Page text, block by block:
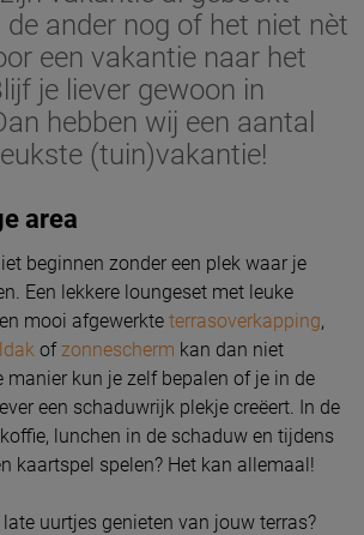
ander nog of het niet nèt
een vakantie naar het
je liever gewoon in
hebben wij een aantal
(tuin)vakantie!
area
beginnen zonder een plek waar je
Een lekkere loungeset met leuke
mooi afgewerkte terrasoverkapping,
of zonnescherm kan dan niet
manier kun je zelf bepalen of je in de
een schaduwrijk plekje creëert. In de
lunchen in de schaduw en tijdens
kaartspel spelen? Het kan allemaal!
uurtjes genieten van jouw terras?